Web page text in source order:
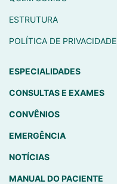
ESTRUTURA
POLÍTICA DE PRIVACIDADE
ESPECIALIDADES
CONSULTAS E EXAMES
CONVÊNIOS
EMERGÊNCIA
NOTÍCIAS
MANUAL DO PACIENTE